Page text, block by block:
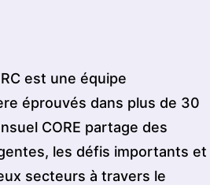
est une équipe
éprouvés dans plus de 30
CORE partage des
les défis importants et
secteurs à travers le